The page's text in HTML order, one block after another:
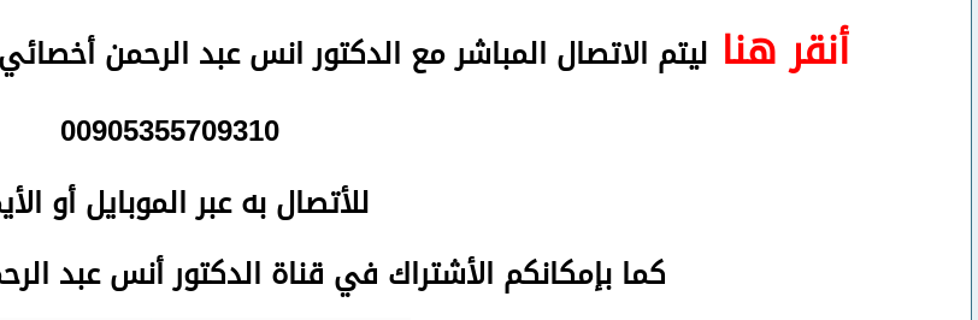
أنقر هنا ليتم الاتصال المباشر مع الدكتور انس عبد الرحمن
00905355709310
للأتصالبه عبر الموبايل أو
كما بإمكانكم الأشتراك في قناة الدكتور أنس عبد